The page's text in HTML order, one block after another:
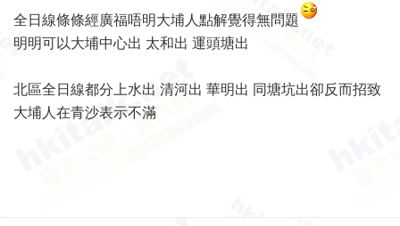
全日線條條經廣福唔明大埔人點解覺得無問題
明明可以大埔中心出 太和出 運頭塘出
北區全日線都分上水出 清河出 華明出 同塘坑出卻反而招致
大埔人在青沙表示不滿